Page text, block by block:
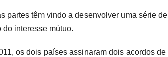
partes têm vindo a desenvolver uma série
do interesse mútuo.
os dois países assinaram dois acordos